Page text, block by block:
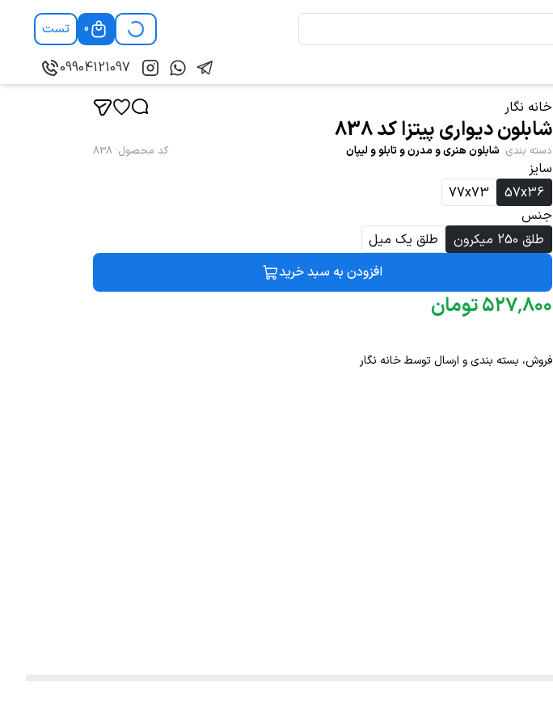
0
تست
09904121097
خانه نگار
شابلون دیواری پیتزا کد 838
دسته بندی: شابلون هنری و مدرن و تابلو و لیپان کد محصول:
838
سایز
57x36
77x73
جنس
طلق 250 میکرون
طلق یک میل
افزودن به سبد خرید
۵۲۷٬۸۰۰ تومان
فروش، بسته بندی و ارسال توسط خانه نگار